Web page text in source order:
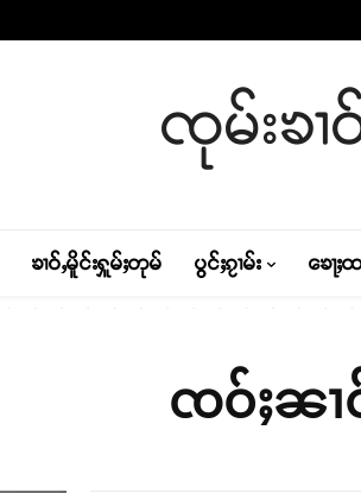
ၸုမ်းၶၢ
ၶၢဝ်ႇမိူင်းႁူမ်ႈတုမ် ပွင်ႈၵႂၢမ်း ၶေႃႈ
ၸဝ်ႈၼၢ